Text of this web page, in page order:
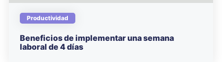
Productividad
Beneficios de implementar una semana
laboral de 4 días